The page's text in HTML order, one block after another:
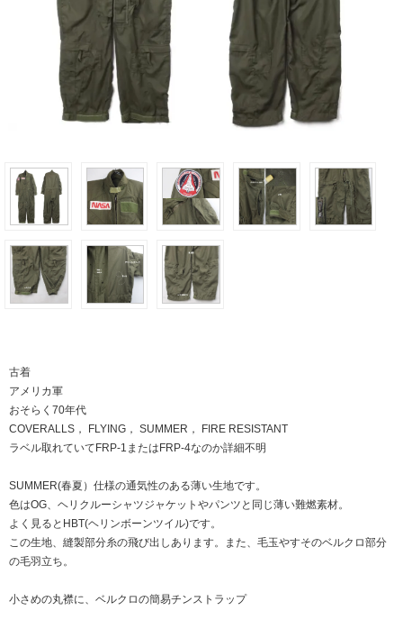
古着
アメリカ軍
おそらく70年代
COVERALLS， FLYING， SUMMER， FIRE RESISTANT
ラベル取れていてFRP-1またはFRP-4なのか詳細不明
SUMMER(春夏）仕様の通気性のある薄い生地です。
色はOG、ヘリクルーシャツジャケットやパンツと同じ薄い難燃素材。
よく見るとHBT(ヘリンボーンツイル)です。
この生地、縫製部分糸の飛び出しあります。また、毛玉やすそのベルクロ部分
の毛羽立ち。
小さめの丸襟に、ベルクロの簡易チンストラップ